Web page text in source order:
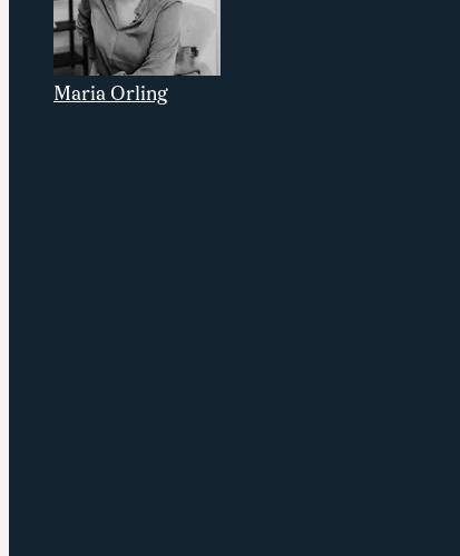
Maria Orling